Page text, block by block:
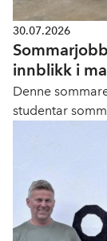
30.07.2026
innblikk i
Denne
studentar
første gong er
produksjonen.
starte som